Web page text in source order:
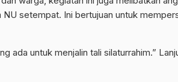
setempat. Ini bertujuan untuk
ada untuk menjalin tali silaturrahim.”